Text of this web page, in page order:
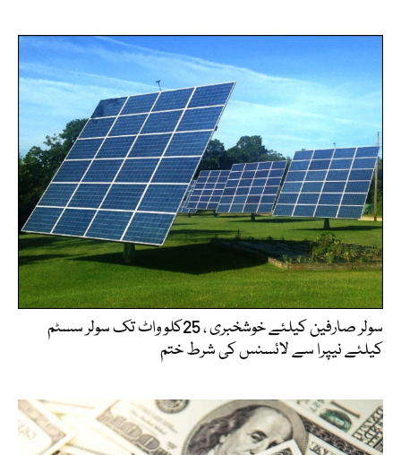
سولر صارفین کیلئے خوشخبری ، 25کلو واٹ تک سولر سسٹم
کیلئے نیپرا سے لائسنس کی شرط ختم